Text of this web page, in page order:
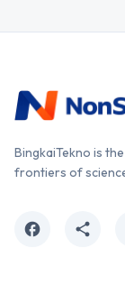
BingkaiTekno is
frontiers of
facebook share